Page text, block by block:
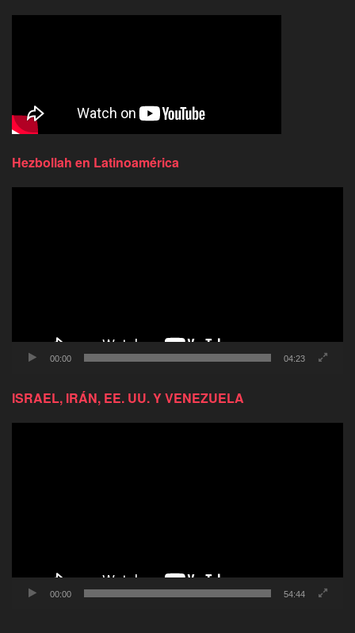
Hezbollah en Latinoamérica
00:00 04:23
ISRAEL, IRÁN, EE. UU. Y VENEZUELA
00:00 54:44